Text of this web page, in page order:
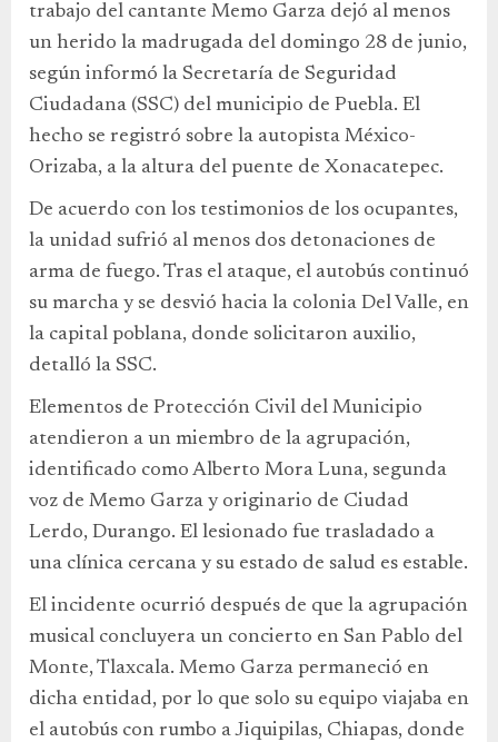
trabajo del cantante Memo Garza dejó al menos
un herido la madrugada del domingo 28 de junio,
según informó la Secretaría de Seguridad
Ciudadana (SSC) del municipio de Puebla. El
hecho se registró sobre la autopista México-
Orizaba, a la altura del puente de Xonacatepec.
De acuerdo con los testimonios de los ocupantes,
la unidad sufrió al menos dos detonaciones de
arma de fuego. Tras el ataque, el autobús continuó
su marcha y se desvió hacia la colonia Del Valle, en
la capital poblana, donde solicitaron auxilio,
detalló la SSC.
Elementos de Protección Civil del Municipio
atendieron a un miembro de la agrupación,
identificado como Alberto Mora Luna, segunda
voz de Memo Garza y originario de Ciudad
Lerdo, Durango. El lesionado fue trasladado a
una clínica cercana y su estado de salud es estable.
El incidente ocurrió después de que la agrupación
musical concluyera un concierto en San Pablo del
Monte, Tlaxcala. Memo Garza permaneció en
dicha entidad, por lo que solo su equipo viajaba en
el autobús con rumbo a Jiquipilas, Chiapas, donde